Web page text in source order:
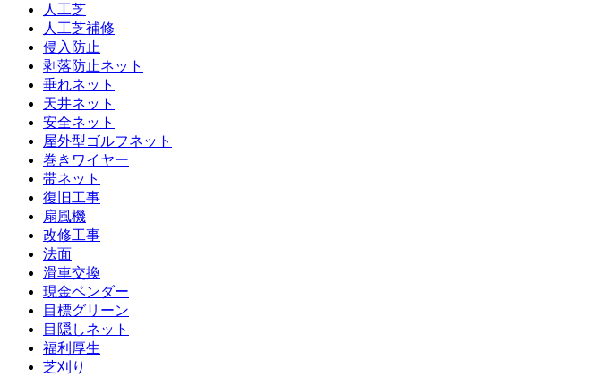
人工芝
人工芝補修
侵入防止
剥落防止ネット
垂れネット
天井ネット
安全ネット
屋外型ゴルフネット
巻きワイヤー
帯ネット
復旧工事
扇風機
改修工事
法面
滑車交換
現金ベンダー
目標グリーン
目隠しネット
福利厚生
芝刈り